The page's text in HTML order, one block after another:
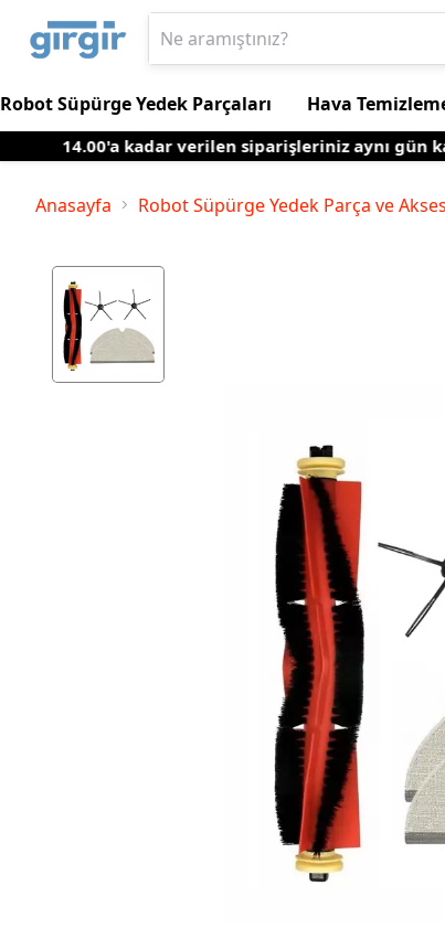
Robot Süpürge Yedek Parçaları Hava
14.00'a kadar verilen siparişleriniz aynı gün
Anasayfa Robot Süpürge Yedek Parça ve